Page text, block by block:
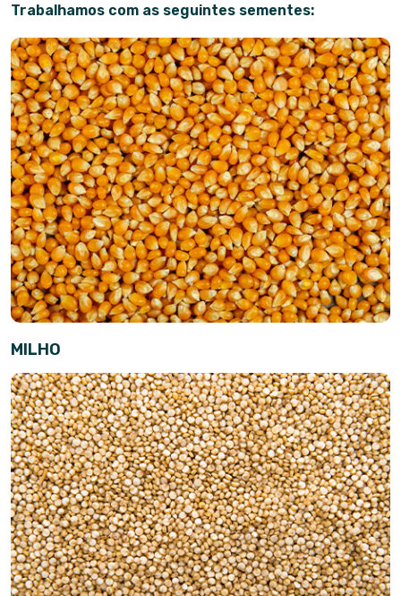
Trabalhamos com as seguintes sementes:
MILHO